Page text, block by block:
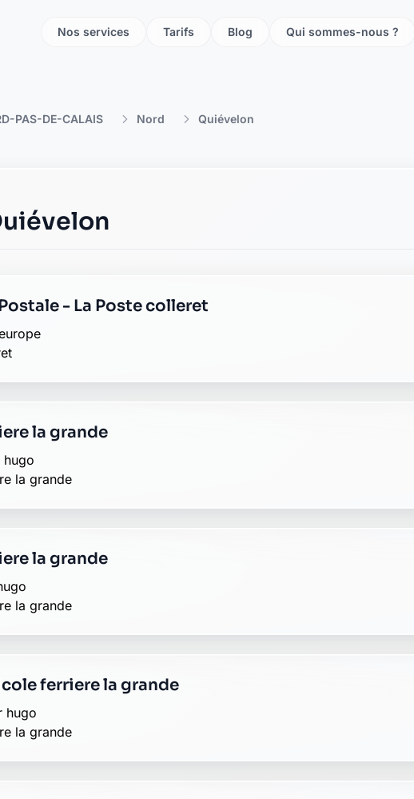
Nos services Tarifs Blog Qui sommes-nous ?
PAS-DE-CALAIS Nord Quiévelon
- La Poste colleret
la grande
la grande
la grande
la grande
ferriere la grande
hugo
la grande